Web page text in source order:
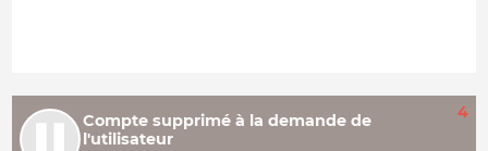
Compte supprimé à la demande de
l'utilisateur
4